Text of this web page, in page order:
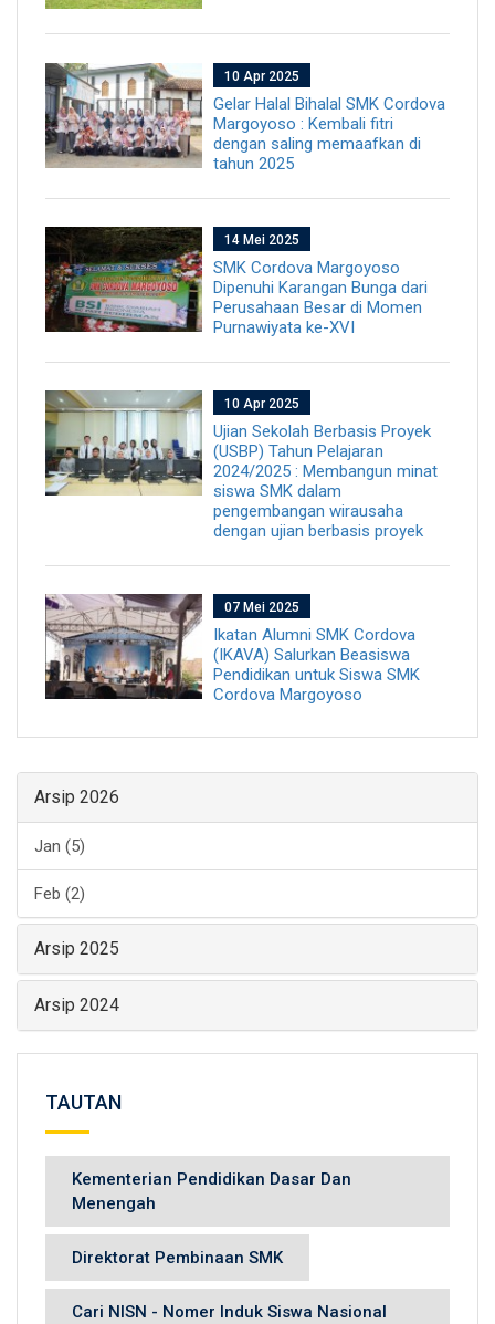
10 Apr 2025
Gelar Halal Bihalal SMK Cordova
Margoyoso : Kembali fitri
dengan saling memaafkan di
tahun 2025
14 Mei 2025
SMK Cordova Margoyoso
Dipenuhi Karangan Bunga dari
Perusahaan Besar di Momen
Purnawiyata ke-XVI
10 Apr 2025
Ujian Sekolah Berbasis Proyek
(USBP) Tahun Pelajaran
2024/2025 : Membangun minat
siswa SMK dalam
pengembangan wirausaha
dengan ujian berbasis proyek
07 Mei 2025
Ikatan Alumni SMK Cordova
(IKAVA) Salurkan Beasiswa
Pendidikan untuk Siswa SMK
Cordova Margoyoso
Arsip 2026
Jan (5)
Feb (2)
Arsip 2025
Arsip 2024
TAUTAN
Kementerian Pendidikan Dasar Dan
Menengah
Direktorat Pembinaan SMK
Cari NISN - Nomer Induk Siswa Nasional